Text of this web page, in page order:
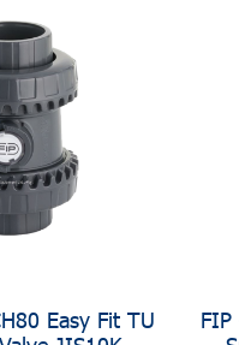
Easy Fit TU
FIP